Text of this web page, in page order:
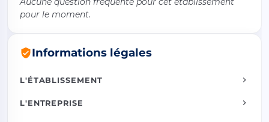
pour le moment.
Informations légales
L'ÉTABLISSEMENT
L'ENTREPRISE